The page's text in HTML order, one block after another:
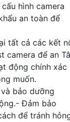
hình camera
an toàn để
tất cả các kết
camera để an
động chính xác
muốn.
bảo dưỡng
Đảm bảo
để tránh